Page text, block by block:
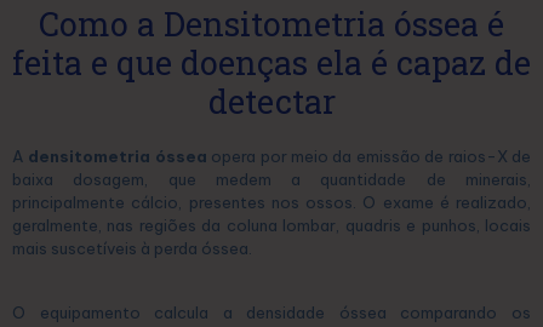
Como a Densitometria óssea é
feita e que doenças ela é capaz de
detectar
A densitometria óssea opera por meio da emissão de raios-X de
baixa dosagem, que medem a quantidade de minerais,
principalmente cálcio, presentes nos ossos. O exame é realizado,
geralmente, nas regiões da coluna lombar, quadris e punhos, locais
mais suscetíveis à perda óssea.
O equipamento calcula a densidade óssea comparando os